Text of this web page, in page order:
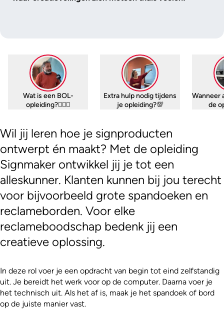
Wat is een BOL-
opleiding?🤷🏼‍♀️
Extra hulp nodig tijdens
je opleiding?💯
Wanneer
de
Wil jij leren hoe je signproducten
ontwerpt én maakt? Met de opleiding
Signmaker ontwikkel jij je tot een
alleskunner. Klanten kunnen bij jou terecht
voor bijvoorbeeld grote spandoeken en
reclameborden. Voor elke
reclameboodschap bedenk jij een
creatieve oplossing.
In deze rol voer je een opdracht van begin tot eind zelfstandig
uit. Je bereidt het werk voor op de computer. Daarna voer je
het technisch uit. Als het af is, maak je het spandoek of bord
op de juiste manier vast.